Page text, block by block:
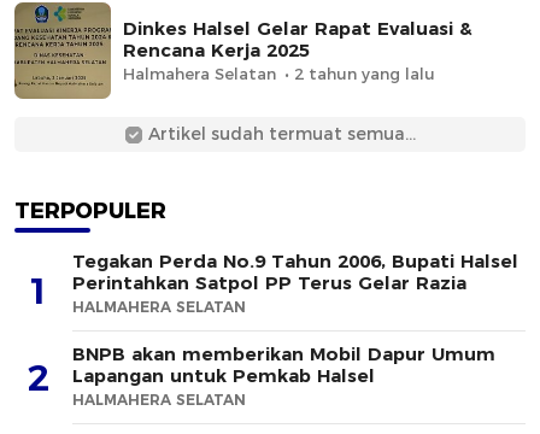
Dinkes Halsel Gelar Rapat Evaluasi &
Rencana Kerja 2025
Halmahera Selatan 2 tahun yang lalu
Artikel sudah termuat semua...
TERPOPULER
1
Tegakan Perda No.9 Tahun 2006, Bupati Halsel
Perintahkan Satpol PP Terus Gelar Razia
HALMAHERA SELATAN
2
BNPB akan memberikan Mobil Dapur Umum
Lapangan untuk Pemkab Halsel
HALMAHERA SELATAN